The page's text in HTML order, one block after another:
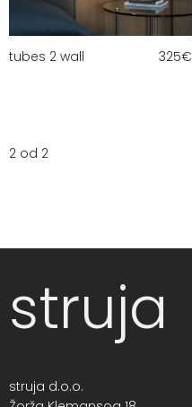
tubes 2 wall 325€
2 od 2
struja
struja d.o.o.